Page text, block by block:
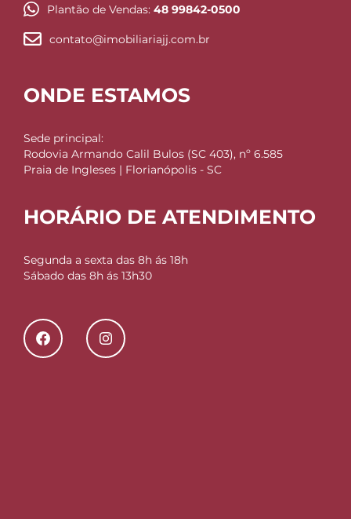
Plantão de Vendas: 48 99842-0500
contato@imobiliariajj.com.br
ONDE ESTAMOS
Sede principal:
Rodovia Armando Calil Bulos (SC 403), nº 6.585
Praia de Ingleses | Florianópolis - SC
HORÁRIO DE ATENDIMENTO
Segunda a sexta das 8h ás 18h
Sábado das 8h ás 13h30